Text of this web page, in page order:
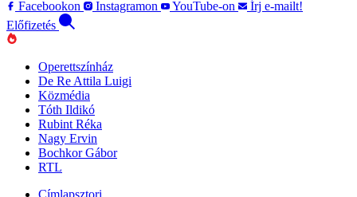
Facebookon Instagramon YouTube-on
Írj e-mailt!
Előfizetés
Operettszínház
De Re Attila Luigi
Közmédia
Tóth Ildikó
Rubint Réka
Nagy Ervin
Bochkor Gábor
RTL
Címlapsztori